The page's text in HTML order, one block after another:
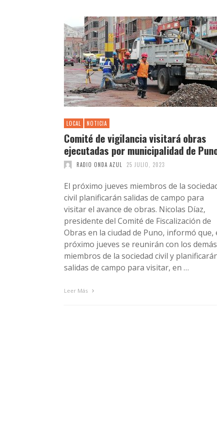
LOCAL NOTICIA
Comité de vigilancia visitará obras
ejecutadas por municipalidad de
RADIO ONDA AZUL 25 JULIO, 2023
El próximo jueves miembros de la
civil planificarán salidas de campo para
visitar el avance de obras. Nicolas Díaz,
presidente del Comité de Fiscalización de
Obras en la ciudad de Puno, informó que,
próximo jueves se reunirán con los demás
miembros de la sociedad civil y
salidas de campo para visitar, en …
Leer Más